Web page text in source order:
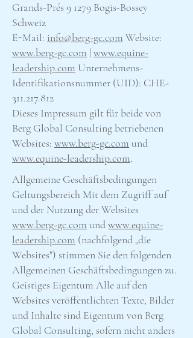
Grands-Prés 9 1279 Bogis-Bossey
Schweiz
E-Mail: info@berg-gc.com Website:
www.berg-gc.com | www.equine-
leadership.com Unternehmens-
Identifikationsnummer (UID): CHE-
311.217.812
Dieses Impressum gilt für beide von
Berg Global Consulting betriebenen
Websites: www.berg-gc.com und
www.equine-leadership.com.
Allgemeine Geschäftsbedingungen
Geltungsbereich Mit dem Zugriff auf
und der Nutzung der Websites
www.berg-gc.com undwww.equine-
leadership.com (nachfolgend „die
Websites") stimmen Sie den folgenden
Allgemeinen Geschäftsbedingungen zu.
Geistiges Eigentum Alle auf den
Websites veröffentlichten Texte, Bilder
und Inhalte sind Eigentum von Berg
Global Consulting, sofern nicht anders